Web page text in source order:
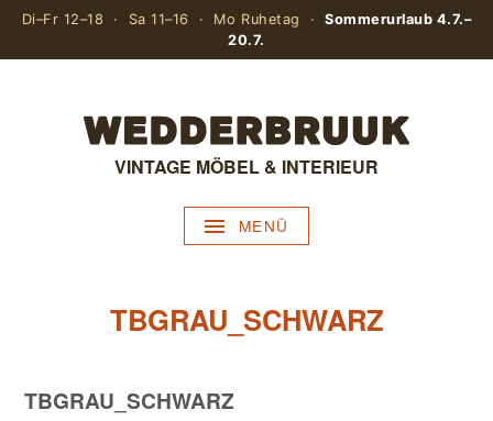
Di–Fr 12–18 · Sa 11–16 · Mo Ruhetag ·Sommerurlaub 4.7.–
20.7.
VINTAGE MÖBEL & INTERIEUR
MENÜ
TBGRAU_SCHWARZ
TBGRAU_SCHWARZ